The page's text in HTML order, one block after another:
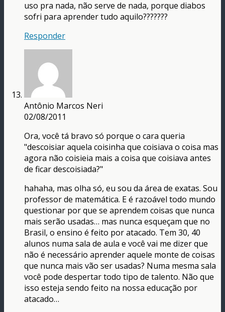
uso pra nada, não serve de nada, porque diabos
sofri para aprender tudo aquilo???????
Responder
Antônio Marcos Neri
02/08/2011
Ora, você tá bravo só porque o cara queria
"descoisiar aquela coisinha que coisiava o coisa mas
agora não coisieia mais a coisa que coisiava antes
de ficar descoisiada?"
hahaha, mas olha só, eu sou da área de exatas. Sou
professor de matemática. E é razoável todo mundo
questionar por que se aprendem coisas que nunca
mais serão usadas… mas nunca esqueçam que no
Brasil, o ensino é feito por atacado. Tem 30, 40
alunos numa sala de aula e você vai me dizer que
não é necessário aprender aquele monte de coisas
que nunca mais vão ser usadas? Numa mesma sala
você pode despertar todo tipo de talento. Não que
isso esteja sendo feito na nossa educação por
atacado…